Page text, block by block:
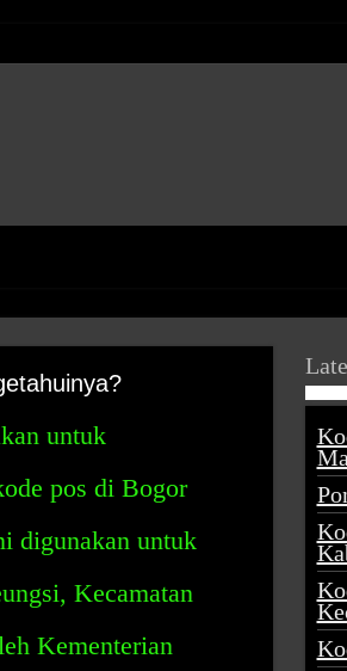
untuk
pos di Bogor
digunakan untuk
Kecamatan
Kementerian